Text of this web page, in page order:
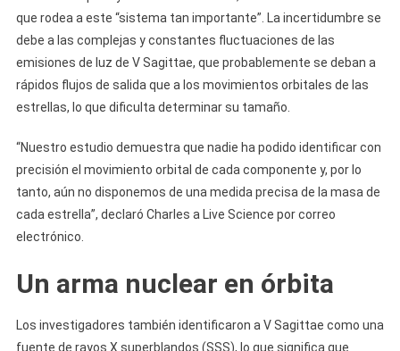
que rodea a este “sistema tan importante”. La incertidumbre se
debe a las complejas y constantes fluctuaciones de las
emisiones de luz de V Sagittae, que probablemente se deban a
rápidos flujos de salida que a los movimientos orbitales de las
estrellas, lo que dificulta determinar su tamaño.
“Nuestro estudio demuestra que nadie ha podido identificar con
precisión el movimiento orbital de cada componente y, por lo
tanto, aún no disponemos de una medida precisa de la masa de
cada estrella”, declaró Charles a Live Science por correo
electrónico.
Un arma nuclear en órbita
Los investigadores también identificaron a V Sagittae como una
fuente de rayos X superblandos (SSS), lo que significa que